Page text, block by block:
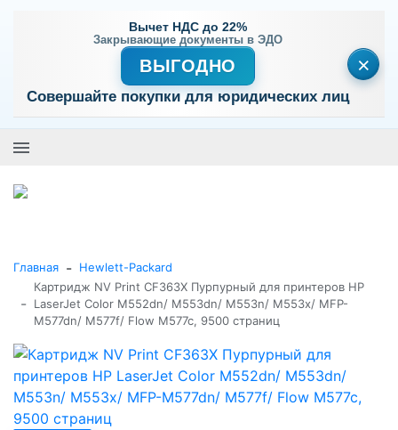
Вычет НДС до 22%
Закрывающие документы в ЭДО
ВЫГОДНО
Совершайте покупки для юридических лиц
×
Главная - Hewlett-Packard
-
Картридж NV Print CF363X Пурпурный для принтеров HP
LaserJet Color M552dn/ M553dn/ M553n/ M553x/ MFP-
M577dn/ M577f/ Flow M577c, 9500 страниц